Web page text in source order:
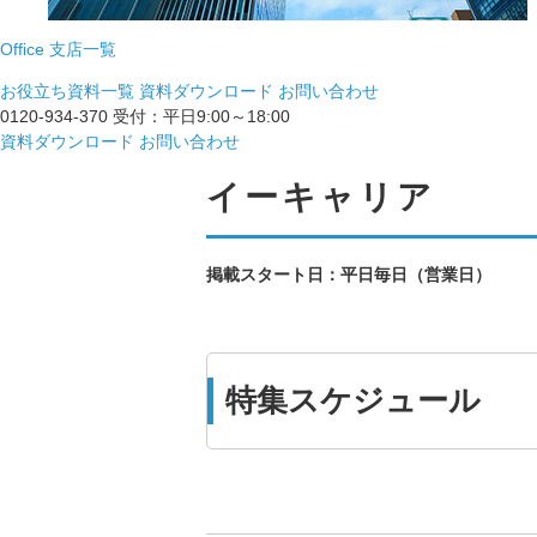
Office 支店一覧
お役立ち資料一覧 資料ダウンロード お問い合わせ
0120-934-370 受付：平日9:00～18:00
資料ダウンロード お問い合わせ
イーキャリア
掲載スタート日：平日毎日（営業日）
特集スケジュール